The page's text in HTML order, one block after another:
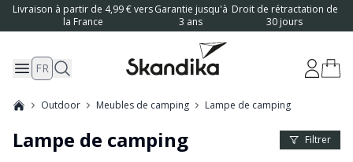
Livraison à partir de 4,99 € vers
la France
Garantie jusqu'à
3 ans
Droit de rétractation de
30 jours
FR
Outdoor Meubles de camping Lampe de camping
Lampe de camping Filtrer